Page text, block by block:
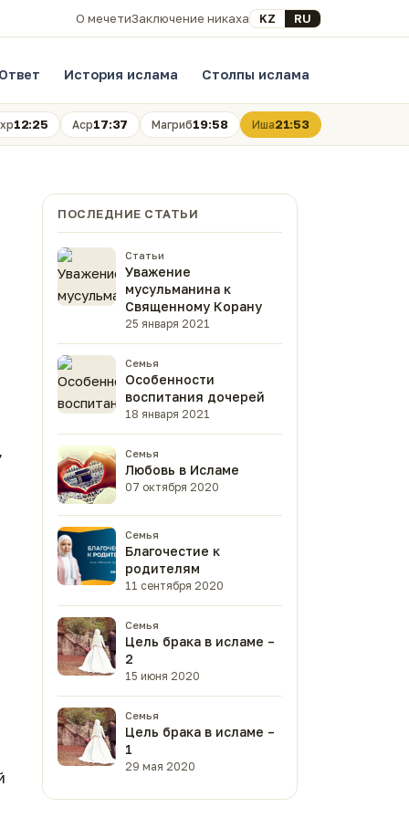
О мечетиЗаключение никахаВыберите язык
KZ RU
История ислама Столпы ислама
12:25 Аср17:37 Магриб19:58 Иша21:53
ПОСЛЕДНИЕ СТАТЬИ
Статьи
Уважение
мусульманина к
Священному Корану
25 января 2021
Семья
Особенности
воспитания дочерей
18 января 2021
Семья
Любовь в Исламе
07 октября 2020
Семья
Благочестие к
родителям
11 сентября 2020
Семья
Цель брака в исламе –
2
15 июня 2020
Семья
Цель брака в исламе –
1
29 мая 2020